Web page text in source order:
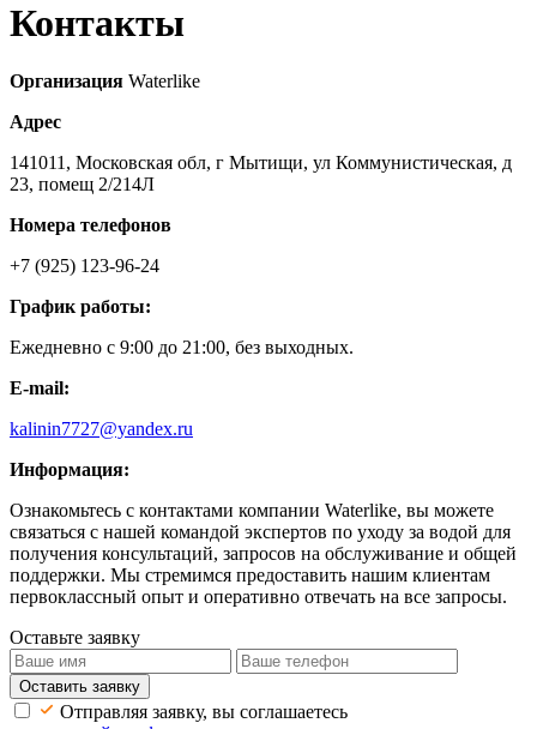
Контакты
Организация Waterlike
Адрес
141011, Московская обл, г Мытищи, ул Коммунистическая, д
23, помещ 2/214Л
Номера телефонов
+7 (925) 123-96-24
График работы:
Ежедневно с 9:00 до 21:00, без выходных.
E-mail:
kalinin7727@yandex.ru
Информация:
Ознакомьтесь с контактами компании Waterlike, вы можете
связаться с нашей командой экспертов по уходу за водой для
получения консультаций, запросов на обслуживание и общей
поддержки. Мы стремимся предоставить нашим клиентам
первоклассный опыт и оперативно отвечать на все запросы.
Оставьте заявку
Оставить заявку
Отправляя заявку, вы соглашаетесь